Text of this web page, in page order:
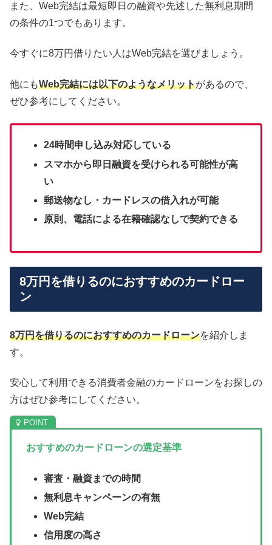
また、Web完結は最短即日の融資や先述した無利息期間
の条件の1つでもあります。
今すぐに8万円借りたい人はWeb完結を選びましょう。
他にもWeb完結には以下のようなメリットがあるので、
ぜひ参考にしてください。
24時間申し込み対応している
スマホから即日融資を受けられる可能性が高
い
郵送物なし・カードレスの借入れが可能
原則、電話による在籍確認なしで契約できる
8万円を借りるのにおすすめのカードロー
ン
8万円を借りるのにおすすめのカードローンを紹介しま
す。
安心して利用できる消費者金融のカードローンをお探しの
方はぜひ参考にしてください。
おすすめのカードローンの選定基準
審査・融資までの時間
無利息キャンペーンの有無
Web完結
信用度の高さ